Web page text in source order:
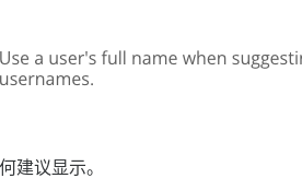
建议显示。